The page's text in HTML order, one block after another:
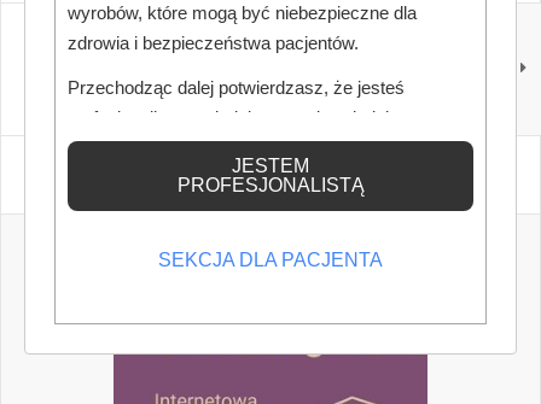
NASTĘPNY
NGS 2/2026
wyrobów, które mogą być niebezpieczne dla
zdrowia i bezpieczeństwa pacjentów.
Przechodząc dalej potwierdzasz, że jesteś
profesjonalistą posiadającym odpowiednią
wiedzę medyczną.
JESTEM
PROFESJONALISTĄ
SEKCJA DLA PACJENTA